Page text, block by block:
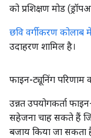
को प्रशिक्षण मोड
छवि वर्गीकरण कोलाब
उदाहरण शामिल है।
फाइन-ट्यूनिंग परिणाम
उन्नत उपयोगकर्ता
सहेजना चाह सकते हैं
बजाय किया जा